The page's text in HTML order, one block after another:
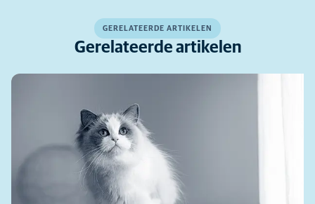
GERELATEERDE ARTIKELEN
Gerelateerde artikelen